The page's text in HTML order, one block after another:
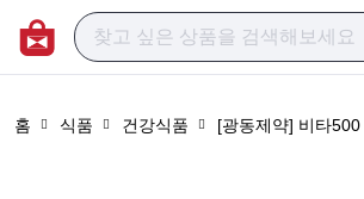
홈 식품 건강식품 [광동제약] 비타